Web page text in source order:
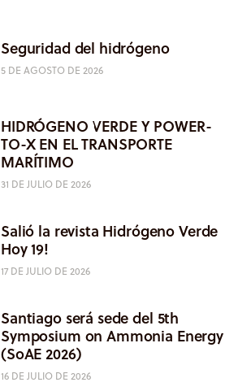
Seguridad del hidrógeno
5 DE AGOSTO DE 2026
HIDRÓGENO VERDE Y POWER-
TO-X EN EL TRANSPORTE
MARÍTIMO
31 DE JULIO DE 2026
Salió la revista Hidrógeno Verde
Hoy 19!
17 DE JULIO DE 2026
Santiago será sede del 5th
Symposium on Ammonia Energy
(SoAE 2026)
16 DE JULIO DE 2026